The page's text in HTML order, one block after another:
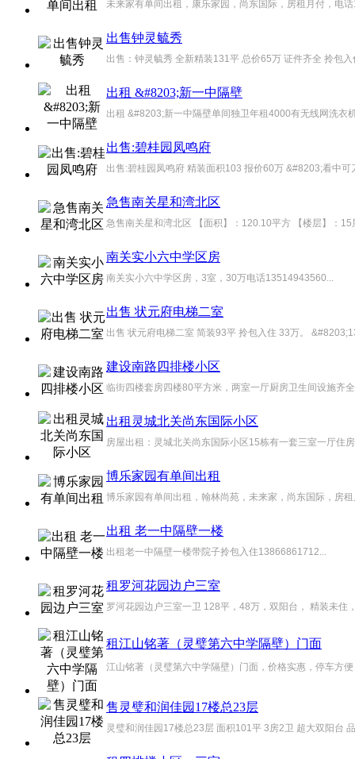
未来家有单间出租，康乐家园，尚东国际，房租月付，电
出售钟灵毓秀
出售：钟灵毓秀 全新精装131平 总价65万 证件齐全 拎包
出租 &#8203;新一中隔壁
出租 &#8203;新一中隔壁单间独卫年租4000有无线网洗衣
出售:碧桂园凤鸣府
出售:碧桂园凤鸣府 精装面积103 报价60万 &#8203;看中
急售南关星和湾北区
急售南关星和湾北区 【面积】：120.10平方 【楼层】：
南关实小六中学区房
南关实小六中学区房，3室，30万电话13514943560...
出售 状元府电梯二室
出售 状元府电梯二室 简装93平 拎包入住 33万。
建设南路四排楼小区
临街四楼套房四楼80平方米，两室一厅厨房卫生间设施齐
出租灵城北关尚东国际小区
房屋出租：灵城北关尚东国际小区15栋有一套三室一厅住
博乐家园有单间出租
博乐家园有单间出租，翰林尚苑，未来家，尚东国际，房
出租 老一中隔壁一楼
出租老一中隔壁一楼带院子拎包入住13866861712...
租罗河花园边户三室
罗河花园边户三室一卫 128平，48万，双阳台， 精装未住
租江山铭著（灵璧第六中学隔壁）门面
江山铭著（灵璧第六中学隔壁）门面，价格实惠，停车方
售灵璧和润佳园17楼总23层
灵璧和润佳园17楼总23层 面积101平 3房2卫 超大双阳台